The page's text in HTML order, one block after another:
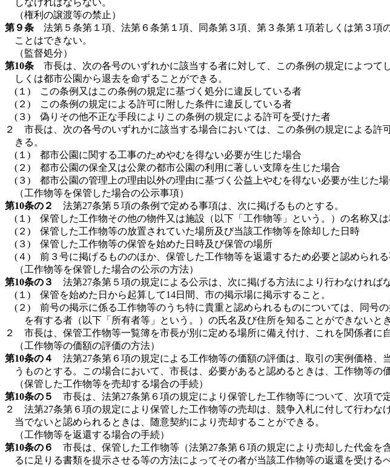
しなければならない。
（権利の譲渡等の禁止）
第９条 法第５条第１項、法第６条第１項、同条第３項、第３条第１項若しくは第３項
ことはできない。
（監督処分）
第10条 市長は、次の各号のいずれかに該当する者に対して、この条例の規定によつ
しくは都市公園から退去を命ずることができる。
(１) この条例又はこの条例の規定に基づく処分に違反している者
(２) この条例の規定による許可に附した条件に違反している者
(３) 偽りその他不正な手段によりこの条例の規定による許可を受けた者
２ 市長は、次の各号のいずれかに該当する場合においては、この条例の規定による
きる。
(１) 都市公園に関する工事のためやむを得ない必要が生じた場合
(２) 都市公園の保全又は公衆の都市公園の利用に著しい支障を生じた場合
(３) 都市公園の管理上の理由以外の理由に基づく公益上やむを得ない必要が生じた場
（工作物等を保管した場合の公示事項）
第10条の２
法第27条第５項の条例で定める事項は、次に掲げるものとする。
(１) 保管した工作物その他の物件又は施設（以下「工作物等」という。）の名称又
(２) 保管した工作物等の放置されていた場所及び当該工作物等を除却した日時
(３) 保管した工作物等の保管を始めた日時及び保管の場所
(４) 前３号に掲げるもののほか、保管した工作物等を返還するため必要と認められ
（工作物等を保管した場合の公示の方法）
第10条の３
法第27条第５項の規定による公示は、次に掲げる方法により行わなければな
(１) 保管を始めた日から起算して14日間、市の掲示場に掲示すること。
(２) 前号の掲示に係る工作物等のうち特に貴重と認められるものについては、同号
を有する者（以下「所有者等」という。）の氏名及び住所を知ることができないと
２ 市長は、保管工作物等一覧簿を市長が別に定める場所に備え付け、これを関係者に
（工作物等の価額の評価の方法）
第10条の４
法第27条第６項の規定による工作物等の価額の評価は、取引の実例価格
うものとする。この場合において、市長は、必要があると認めるときは、工作物等の
（保管した工作物等を売却する場合の手続）
第10条の５
市長は、法第27条第６項の規定により保管した工作物等について、次項で
２ 法第27条第６項の規定により保管した工作物等の売却は、競争入札に付して行わ
当でないと認められるときは、随意契約により売却することができる。
（工作物等を返還する場合の手続）
第10条の６
市長は、保管した工作物等（法第27条第６項の規定により売却した代金
るに足りる書類を提示させる等の方法によってその者が当該工作物等の返還を受け